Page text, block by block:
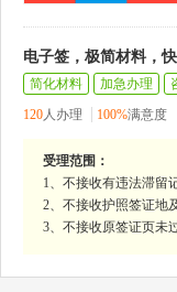
电子签，极简材料，
简化材料
加急办理
120人办理 100%满意度
受理范围：
1、不接收有违法滞留
2、不接收护照签证地
3、不接收原签证页未